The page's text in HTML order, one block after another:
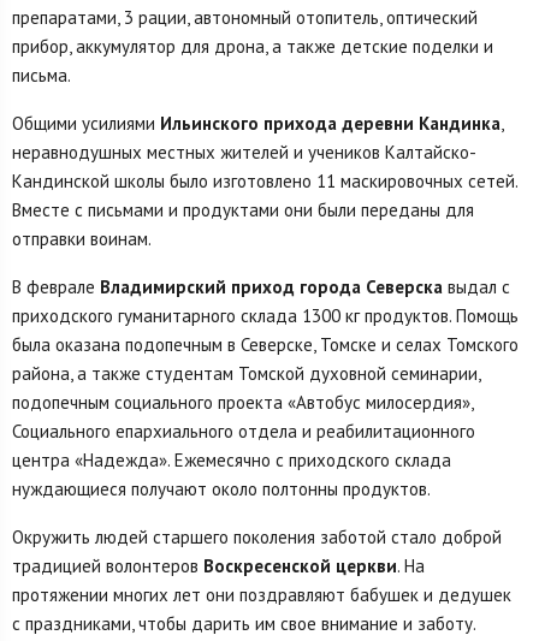
препаратами, 3 рации, автономный отопитель, оптический
прибор, аккумулятор для дрона, а также детские поделки и
письма.
Общими усилиями Ильинского прихода деревни Кандинка,
неравнодушных местных жителей и учеников Калтайско-
Кандинской школы было изготовлено 11 маскировочных сетей.
Вместе с письмами и продуктами они были переданы для
отправки воинам.
В феврале Владимирский приход города Северска выдал с
приходского гуманитарного склада 1300 кг продуктов. Помощь
была оказана подопечным в Северске, Томске и селах Томского
района, а также студентам Томской духовной семинарии,
подопечным социального проекта «Автобус милосердия»,
Социального епархиального отдела и реабилитационного
центра «Надежда». Ежемесячно с приходского склада
нуждающиеся получают около полтонны продуктов.
Окружить людей старшего поколения заботой стало доброй
традицией волонтеров Воскресенской церкви. На
протяжении многих лет они поздравляют бабушек и дедушек
с праздниками, чтобы дарить им свое внимание и заботу.